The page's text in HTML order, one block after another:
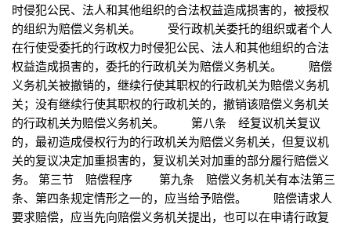
时侵犯公民、法人和其他组织的合法权益造成损害的，被授权
的组织为赔偿义务机关。 受行政机关委托的组织或者个人
在行使受委托的行政权力时侵犯公民、法人和其他组织的合法
权益造成损害的，委托的行政机关为赔偿义务机关。 赔偿
义务机关被撤销的，继续行使其职权的行政机关为赔偿义务机
关；没有继续行使其职权的行政机关的，撤销该赔偿义务机关
的行政机关为赔偿义务机关。 第八条 经复议机关复议
的，最初造成侵权行为的行政机关为赔偿义务机关，但复议机
关的复议决定加重损害的，复议机关对加重的部分履行赔偿义
务。 第三节 赔偿程序 第九条 赔偿义务机关有本法第三
条、第四条规定情形之一的，应当给予赔偿。 赔偿请求人
要求赔偿，应当先向赔偿义务机关提出，也可以在申请行政复